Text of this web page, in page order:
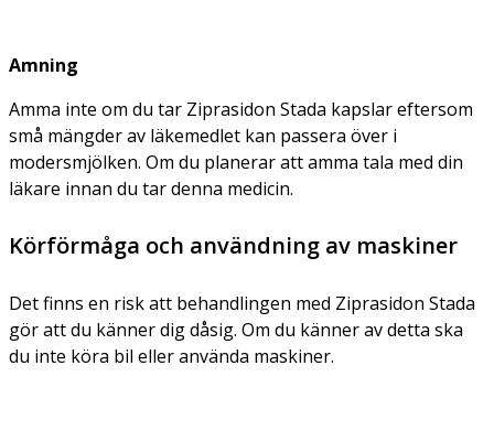
Amning
Amma inte om du tar Ziprasidon Stada kapslar eftersom
små mängder av läkemedlet kan passera över i
modersmjölken. Om du planerar att amma tala med din
läkare innan du tar denna medicin.
Körförmåga och användning av maskiner
Det finns en risk att behandlingen med Ziprasidon Stada
gör att du känner dig dåsig. Om du känner av detta ska
du inte köra bil eller använda maskiner.